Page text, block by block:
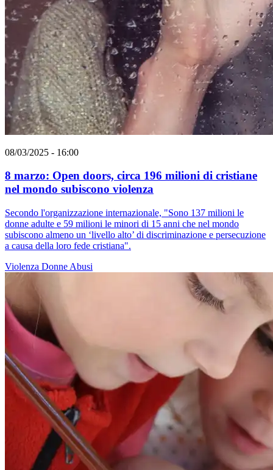
08/03/2025 - 16:00
8 marzo: Open doors, circa 196 milioni di cristiane
nel mondo subiscono violenza
Secondo l'organizzazione internazionale, "Sono 137 milioni le
donne adulte e 59 milioni le minori di 15 anni che nel mondo
subiscono almeno un ‘livello alto’ di discriminazione e persecuzione
a causa della loro fede cristiana".
Violenza Donne Abusi